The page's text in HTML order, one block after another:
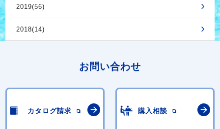
2019(56)
2018(14)
お問い合わせ
カタログ請求 購入相談